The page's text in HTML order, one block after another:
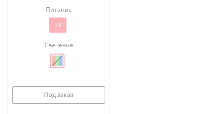
Питание
24
Свечение
Под заказ